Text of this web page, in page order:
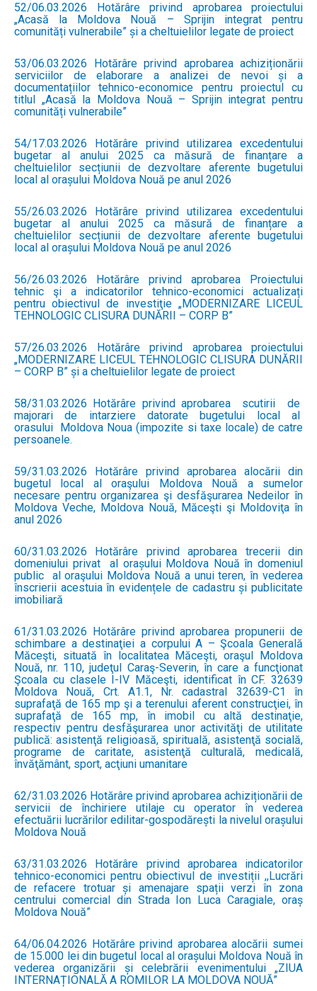
52/06.03.2026 Hotărâre privind aprobarea proiectului
„Acasă la Moldova Nouă – Sprijin integrat pentru
comunități vulnerabile” și a cheltuielilor legate de proiect
53/06.03.2026 Hotărâre privind aprobarea achiziționării
serviciilor de elaborare a analizei de nevoi și a
documentațiilor tehnico-economice pentru proiectul cu
titlul „Acasă la Moldova Nouă – Sprijin integrat pentru
comunități vulnerabile”
54/17.03.2026 Hotărâre privind utilizarea excedentului
bugetar al anului 2025 ca măsură de finanțare a
cheltuielilor secțiunii de dezvoltare aferente bugetului
local al orașului Moldova Nouă pe anul 2026
55/26.03.2026 Hotărâre privind utilizarea excedentului
bugetar al anului 2025 ca măsură de finanțare a
cheltuielilor secțiunii de dezvoltare aferente bugetului
local al orașului Moldova Nouă pe anul 2026
56/26.03.2026 Hotărâre privind aprobarea Proiectului
tehnic şi a indicatorilor tehnico-economici actualizați
pentru obiectivul de investiţie „MODERNIZARE LICEUL
TEHNOLOGIC CLISURA DUNĂRII – CORP B”
57/26.03.2026 Hotărâre privind aprobarea proiectului
„MODERNIZARE LICEUL TEHNOLOGIC CLISURA DUNĂRII
– CORP B” și a cheltuielilor legate de proiect
58/31.03.2026 Hotărâre privind aprobarea scutirii de
majorari de intarziere datorate bugetului local al
orasului Moldova Noua (impozite si taxe locale) de catre
persoanele.
59/31.03.2026 Hotărâre privind aprobarea alocării din
bugetul local al oraşului Moldova Nouă a sumelor
necesare pentru organizarea şi desfăşurarea Nedeilor în
Moldova Veche, Moldova Nouă, Măceşti şi Moldoviţa în
anul 2026
60/31.03.2026 Hotărâre privind aprobarea trecerii din
domeniului privat al orașului Moldova Nouă în domeniul
public al oraşului Moldova Nouă a unui teren, în vederea
înscrierii acestuia în evidențele de cadastru și publicitate
imobiliară
61/31.03.2026 Hotărâre privind aprobarea propunerii de
schimbare a destinaţiei a corpului A – Şcoala Generală
Măceşti, situată în localitatea Măceşti, oraşul Moldova
Nouă, nr. 110, judeţul Caraş-Severin, în care a funcţionat
Şcoala cu clasele I-IV Măceşti, identificat în CF. 32639
Moldova Nouă, Crt. A1.1, Nr. cadastral 32639-C1 în
suprafaţă de 165 mp şi a terenului aferent construcţiei, în
suprafaţă de 165 mp, în imobil cu altă destinaţie,
respectiv pentru desfăşurarea unor activităţi de utilitate
publică: asistenţă religioasă, spirituală, asistenţă socială,
programe de caritate, asistenţă culturală, medicală,
învăţământ, sport, acţiuni umanitare
62/31.03.2026 Hotărâre privind aprobarea achiziționării de
servicii de închiriere utilaje cu operator în vederea
efectuării lucrărilor edilitar-gospodărești la nivelul orașului
Moldova Nouă
63/31.03.2026 Hotărâre privind aprobarea indicatorilor
tehnico-economici pentru obiectivul de investiții ,,Lucrări
de refacere trotuar și amenajare spații verzi în zona
centrului comercial din Strada Ion Luca Caragiale, oraș
Moldova Nouă”
64/06.04.2026 Hotărâre privind aprobarea alocării sumei
de 15.000 lei din bugetul local al orașului Moldova Nouă în
vederea organizării și celebrării evenimentului „ZIUA
INTERNAȚIONALĂ A ROMILOR LA MOLDOVA NOUĂ”